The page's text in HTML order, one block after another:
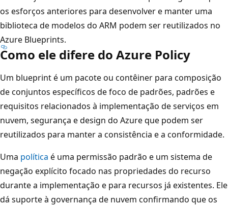
os esforços anteriores para desenvolver e manter uma
biblioteca de modelos do ARM podem ser reutilizados no
Azure Blueprints.
Como ele difere do Azure Policy
Um blueprint é um pacote ou contêiner para composição
de conjuntos específicos de foco de padrões, padrões e
requisitos relacionados à implementação de serviços em
nuvem, segurança e design do Azure que podem ser
reutilizados para manter a consistência e a conformidade.
Uma política é uma permissão padrão e um sistema de
negação explícito focado nas propriedades do recurso
durante a implementação e para recursos já existentes. Ele
dá suporte à governança de nuvem confirmando que os